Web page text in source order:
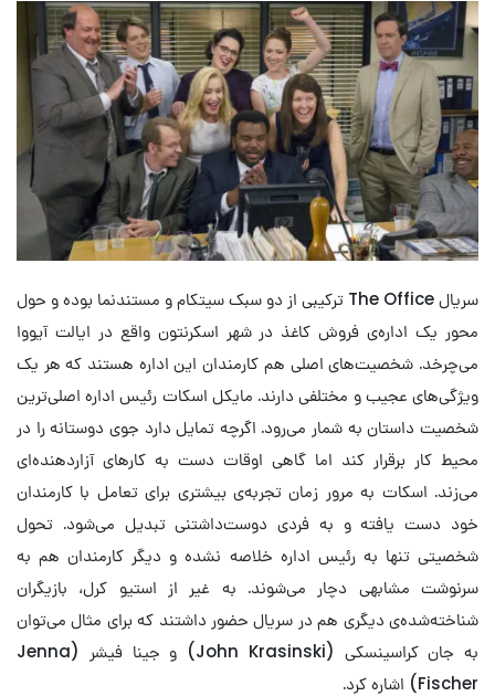
سریال The Office ترکیبی از دو سبک سیتکام و مستندنما بوده و حول
محور یک اداره‌ی فروش کاغذ در شهر اسکرنتون واقع در ایالت آیووا
می‌چرخد. شخصیت‌های اصلی هم کارمندان این اداره هستند که هر یک
ویژگی‌های عجیب و مختلفی دارند. مایکل اسکات رئیس اداره اصلی‌ترین
شخصیت داستان به شمار می‌رود. اگرچه تمایل دارد جوی دوستانه را در
محیط کار برقرار کند اما گاهی اوقات دست به کارهای آزاردهنده‌ای
می‌زند. اسکات به مرور زمان تجربه‌ی بیشتری برای تعامل با کارمندان
خود دست یافته و به فردی دوست‌داشتنی تبدیل می‌شود. تحول
شخصیتی تنها به رئیس اداره خلاصه نشده و دیگر کارمندان هم به
سرنوشت مشابهی دچار می‌شوند. به غیر از استیو کرل، بازیگران
شناخته‌شده‌ی دیگری هم در سریال حضور داشتند که برای مثال می‌توان
به جان کراسینسکی (John Krasinski) و جینا فیشر (Jenna
Fischer) اشاره کرد.